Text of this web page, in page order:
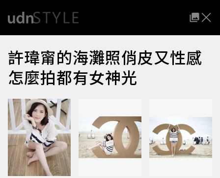
許瑋甯的海灘照俏皮又性感
怎麼拍都有女神光